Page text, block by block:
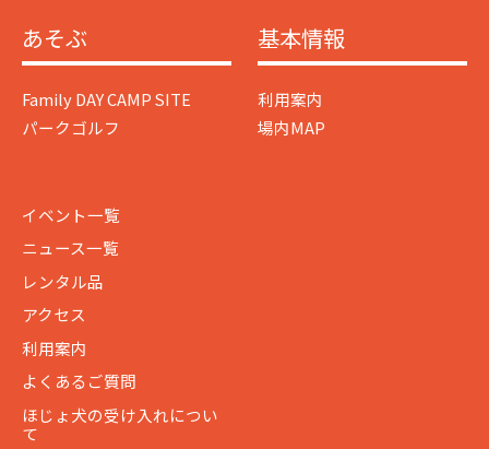
あそぶ
Family DAY CAMP SITE
パークゴルフ
基本情報
利用案内
場内MAP
イベント一覧
ニュース一覧
レンタル品
アクセス
利用案内
よくあるご質問
ほじょ犬の受け入れについ
て